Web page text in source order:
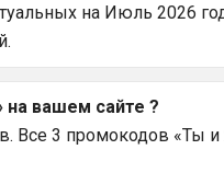
на Июль 2026
на вашем сайте ?
Все 3 промокодов «Ты